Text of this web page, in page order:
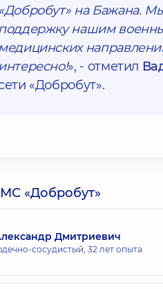
«Добробут» на Бажана.
поддержку нашим
медицинских
интересно!», - отметил
«Добробут».
«Добробут»
Дмитриевич
сосудистый, 32 лет опыта